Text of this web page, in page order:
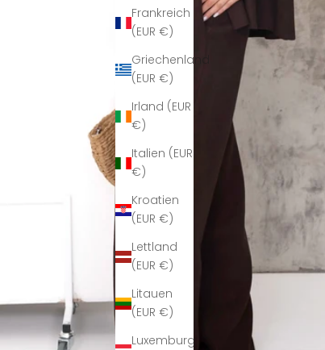
Frankreich
(EUR €)
Griechenland
(EUR €)
Irland (EUR
€)
Italien (EUR
€)
Kroatien
(EUR €)
Lettland
(EUR €)
Litauen
(EUR €)
Luxemburg